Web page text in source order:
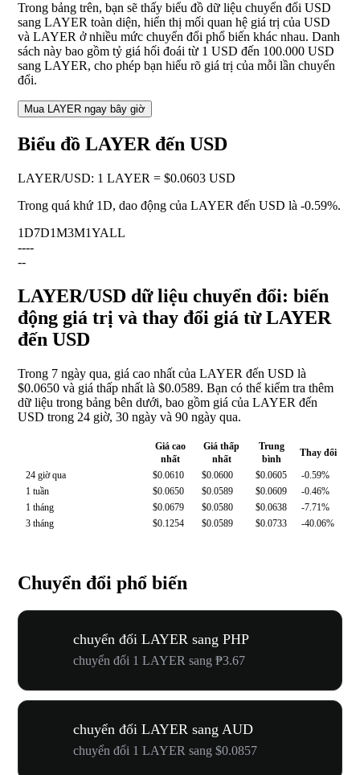
Trong bảng trên, bạn sẽ thấy biểu đồ dữ liệu chuyển đổi USD
sang LAYER toàn diện, hiển thị mối quan hệ giá trị của USD
và LAYER ở nhiều mức chuyển đổi phổ biến khác nhau. Danh
sách này bao gồm tỷ giá hối đoái từ 1 USD đến 100.000 USD
sang LAYER, cho phép bạn hiểu rõ giá trị của mỗi lần chuyển
đổi.
Mua LAYER ngay bây giờ
Biểu đồ LAYER đến USD
LAYER/USD: 1 LAYER = $0.0603 USD
Trong quá khứ 1D, dao động của LAYER đến USD là -0.59%.
1D7D1M3M1YALL
----
--
LAYER/USD dữ liệu chuyển đổi: biến
động giá trị và thay đổi giá từ LAYER
đến USD
Trong 7 ngày qua, giá cao nhất của LAYER đến USD là
$0.0650 và giá thấp nhất là $0.0589. Bạn có thể kiểm tra thêm
dữ liệu trong bảng bên dưới, bao gồm giá của LAYER đến
USD trong 24 giờ, 30 ngày và 90 ngày qua.
Giá cao
nhất
Giá thấp
nhất
Trung
bình
Thay đổi
24 giờ qua
$0.0610 $0.0600 $0.0605
-0.59%
1 tuần
$0.0650 $0.0589 $0.0609
-0.46%
1 tháng
$0.0679 $0.0580 $0.0638
-7.71%
3 tháng
$0.1254 $0.0589 $0.0733 -40.06%
Chuyển đổi phổ biến
chuyển đổi LAYER sang PHP
chuyển đổi 1 LAYER sang ₱3.67
chuyển đổi LAYER sang AUD
chuyển đổi 1 LAYER sang $0.0857